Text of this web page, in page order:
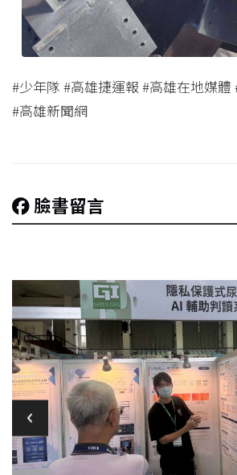
#少年隊 #高雄捷運報 #高雄在地媒體
#高雄新聞網
臉書留言